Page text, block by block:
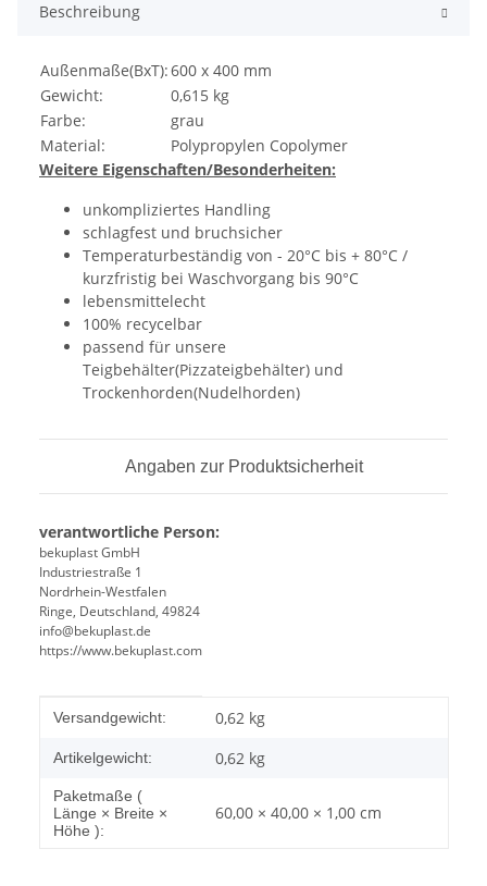
Beschreibung
Außenmaße(BxT):600 x 400 mm
Gewicht:
0,615 kg
Farbe:
grau
Material:
Polypropylen Copolymer
Weitere Eigenschaften/Besonderheiten:
unkompliziertes Handling
schlagfest und bruchsicher
Temperaturbeständig von - 20°C bis + 80°C /
kurzfristig bei Waschvorgang bis 90°C
lebensmittelecht
100% recycelbar
passend für unsere
Teigbehälter(Pizzateigbehälter) und
Trockenhorden(Nudelhorden)
Angaben zur Produktsicherheit
verantwortliche Person:
bekuplast GmbH
Industriestraße 1
Nordrhein-Westfalen
Ringe, Deutschland, 49824
info@bekuplast.de
https://www.bekuplast.com
Produkteigenschaft
Wert
Versandgewicht: 0,62 kg
Artikelgewicht: 0,62 kg
Paketmaße (
Länge × Breite ×
Höhe ):
60,00 × 40,00 × 1,00 cm